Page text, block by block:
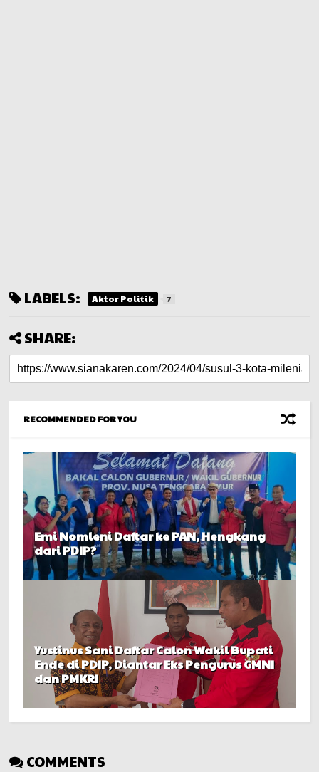
LABELS: Aktor Politik 7
SHARE:
RECOMMENDED FOR YOU
Emi Nomleni Daftar ke PAN, Hengkang
dari PDIP?
Yustinus Sani Daftar Calon Wakil Bupati
Ende di PDIP, Diantar Eks Pengurus GMNI
dan PMKRI
COMMENTS